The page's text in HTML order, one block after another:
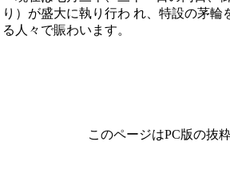
り）が盛大に執り行わ れ、特設の茅輪
る人々で賑わいます。
このページはPC版の抜粋